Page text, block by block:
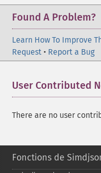
Found A Problem?
Learn How To Improve
Request • Report a Bug
User Contributed
There are no user
Fonctions de